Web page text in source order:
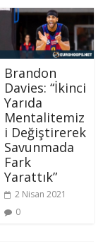
Brandon
Davies: “İkinci
Yarıda
Mentalitemiz
i Değiştirerek
Savunmada
Fark
Yarattık”
2 Nisan 2021
0